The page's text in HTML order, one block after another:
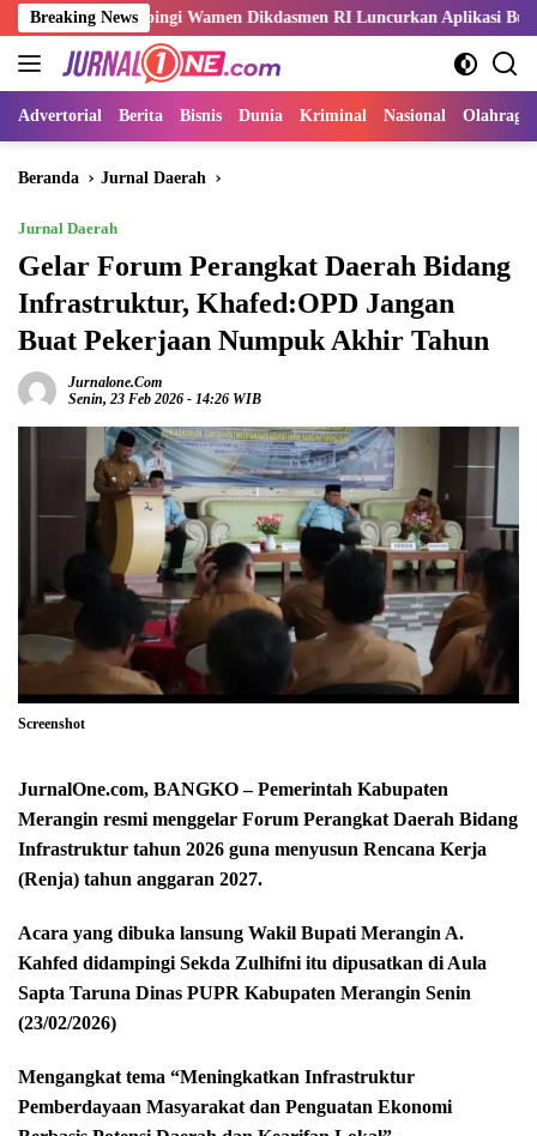
Langsung
ke
konten
Breaking News
Wamen Dikdasmen RI Luncurkan Aplikasi Bungo Pintar
Advertorial Berita Bisnis Dunia Kriminal Nasional Olahraga
Beranda Jurnal Daerah
Jurnal Daerah
Gelar Forum Perangkat Daerah Bidang
Infrastruktur, Khafed:OPD Jangan
Buat Pekerjaan Numpuk Akhir Tahun
Jurnalone.com
Senin, 23 Feb 2026 - 14:26 WIB
Screenshot
JurnalOne.com, BANGKO – Pemerintah Kabupaten
Merangin resmi menggelar Forum Perangkat Daerah Bidang
Infrastruktur tahun 2026 guna menyusun Rencana Kerja
(Renja) tahun anggaran 2027.
Acara yang dibuka lansung Wakil Bupati Merangin A.
Kahfed didampingi Sekda Zulhifni itu dipusatkan di Aula
Sapta Taruna Dinas PUPR Kabupaten Merangin Senin
(23/02/2026)
Mengangkat tema “Meningkatkan Infrastruktur
Pemberdayaan Masyarakat dan Penguatan Ekonomi